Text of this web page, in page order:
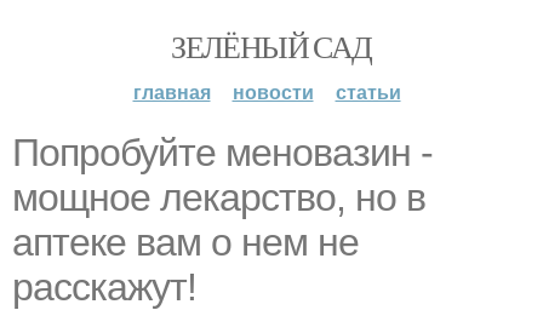
ЗЕЛЁНЫЙ САД
главная новости статьи
Попробуйте меновазин -
мощное лекарство, но в
аптеке вам о нем не
расскажут!